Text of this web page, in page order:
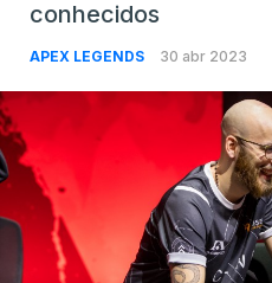
conhecidos
APEX LEGENDS 30 abr 2023